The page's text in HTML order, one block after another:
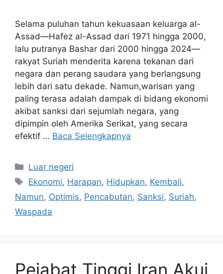
Selama puluhan tahun kekuasaan keluarga al-
Assad—Hafez al-Assad dari 1971 hingga 2000,
lalu putranya Bashar dari 2000 hingga 2024—
rakyat Suriah menderita karena tekanan dari
negara dan perang saudara yang berlangsung
lebih dari satu dekade. Namun,warisan yang
paling terasa adalah dampak di bidang ekonomi
akibat sanksi dari sejumlah negara, yang
dipimpin oleh Amerika Serikat, yang secara
efektif … Baca Selengkapnya
Kategori
Luar negeri
Tag
Ekonomi, Harapan, Hidupkan, Kembali,
Namun, Optimis, Pencabutan, Sanksi, Suriah,
Waspada
Pejabat Tinggi Iran Akui